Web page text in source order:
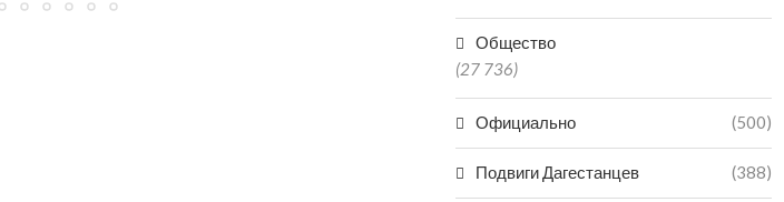
Общество
(27 736)
Официально (500)
Подвиги Дагестанцев (388)